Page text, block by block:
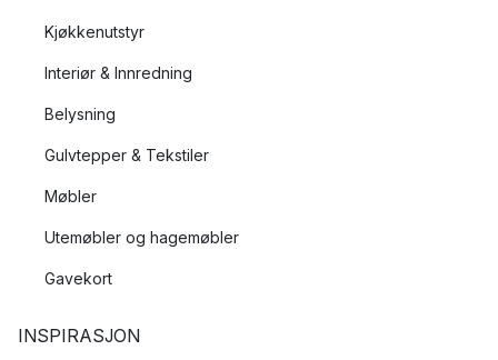
Kjøkkenutstyr
Interiør & Innredning
Belysning
Gulvtepper & Tekstiler
Møbler
Utemøbler og hagemøbler
Gavekort
INSPIRASJON